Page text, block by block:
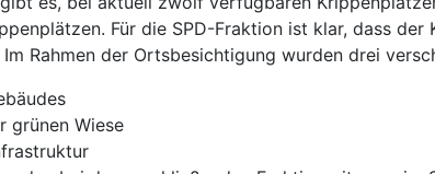
Für die SPD-Fraktion ist klar, dass
Rahmen der Ortsbesichtigung wurden drei
Wiese